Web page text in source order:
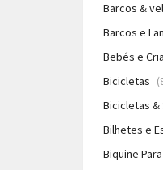
Barcos &
Barcos e
Bebés e
Bicicletas
Bicicletas
Bilhetes e
Biquine